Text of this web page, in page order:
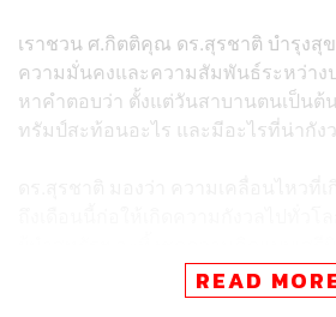
เราชวน ศ.กิตติคุณ ดร.สุรชาติ บำรุงสุ
ความมั่นคงและความสัมพันธ์ระหว่าง
หาคำตอบว่า ตั้งแต่วันสาบานตนเป็นต้
ทรัมป์สะท้อนอะไร และมีอะไรที่น่ากัง
ประเทศ ขณะเดียวกันก็สะท้อนตัวตนค
สหรัฐฯ ไม่ต้องสนใจใคร
READ